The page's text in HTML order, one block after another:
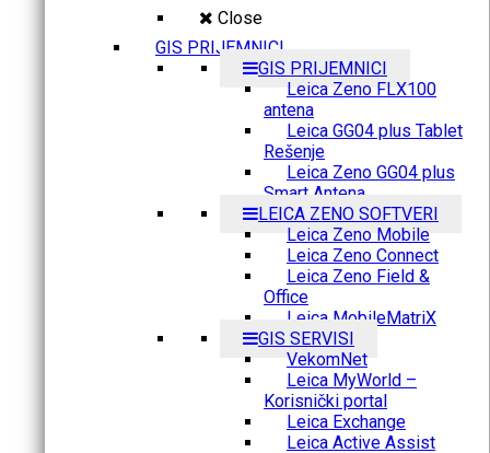
Close
GIS PRIJEMNICI
GIS PRIJEMNICI
Leica Zeno FLX100
antena
Leica GG04 plus Tablet
Rešenje
Leica Zeno GG04 plus
Smart Antena
LEICA ZENO SOFTVERI
Leica Zeno Mobile
Leica Zeno Connect
Leica Zeno Field &
Office
Leica MobileMatriX
GIS SERVISI
VekomNet
Leica MyWorld –
Korisnički portal
Leica Exchange
Leica Active Assist